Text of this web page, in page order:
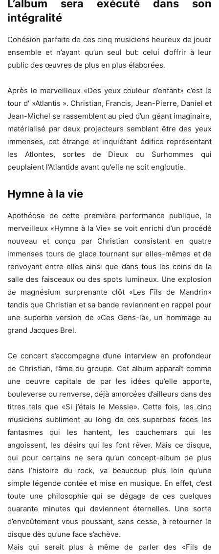
L’album sera exécuté dans son
intégralité
Cohésion parfaite de ces cinq musiciens heureux de jouer
ensemble et n’ayant qu’un seul but: celui d’offrir à leur
public des œuvres de plus en plus élaborées.
Après le merveilleux «Des yeux couleur d’enfant» c’est le
tour d' »Atlantis ». Christian, Francis, Jean-Pierre, Daniel et
Jean-Michel se rassemblent au pied d’un géant imaginaire,
matérialisé par deux projecteurs semblant être des yeux
immenses, cet étrange et inquiétant édifice représentant
les Atlontes, sortes de Dieux ou Surhommes qui
peuplaient l’Atlantide avant qu’elle ne soit engloutie.
Hymne à la vie
Apothéose de cette première performance publique, le
merveilleux «Hymne à la Vie» se voit enrichi d’un procédé
nouveau et conçu par Christian consistant en quatre
immenses tours de glace tournant sur elles-mêmes et de
renvoyant entre elles ainsi que dans tous les coins de la
salle des faisceaux ou des spots lumineux. Une explosion
de magnésium surprenante clôt «Les Fils de Mandrin»
tandis que Christian et sa bande reviennent en rappel pour
une superbe version de «Ces Gens-là», un hommage au
grand Jacques Brel.
Ce concert s’accompagne d’une interview en profondeur
de Christian, l’âme du groupe. Cet album apparaît comme
une oeuvre capitale de par les idées qu’elle apporte,
bouleverse ou renverse, déjà amorcées d’ailleurs dans des
titres tels que «Si j’étais le Messie». Cette fois, les cinq
musiciens subliment au long de ces superbes faces les
fantasmes qui les hantent, les cauchemars qui les
angoissent, les désirs qui les font rêver. Mais ce disque,
qui pour certains ne sera qu’un concept-album de plus
dans l’histoire du rock, va beaucoup plus loin qu’une
simple légende contée et mise en musique. En effet, c’est
toute une philosophie qui se dégage de ces quelques
quarante minutes qui deviennent éternelles. Une sorte
d’envoûtement vous poussant, sans cesse, à retourner le
disque dès qu’une face s’achève.
Mais qui serait plus à même de parler des «Fils de